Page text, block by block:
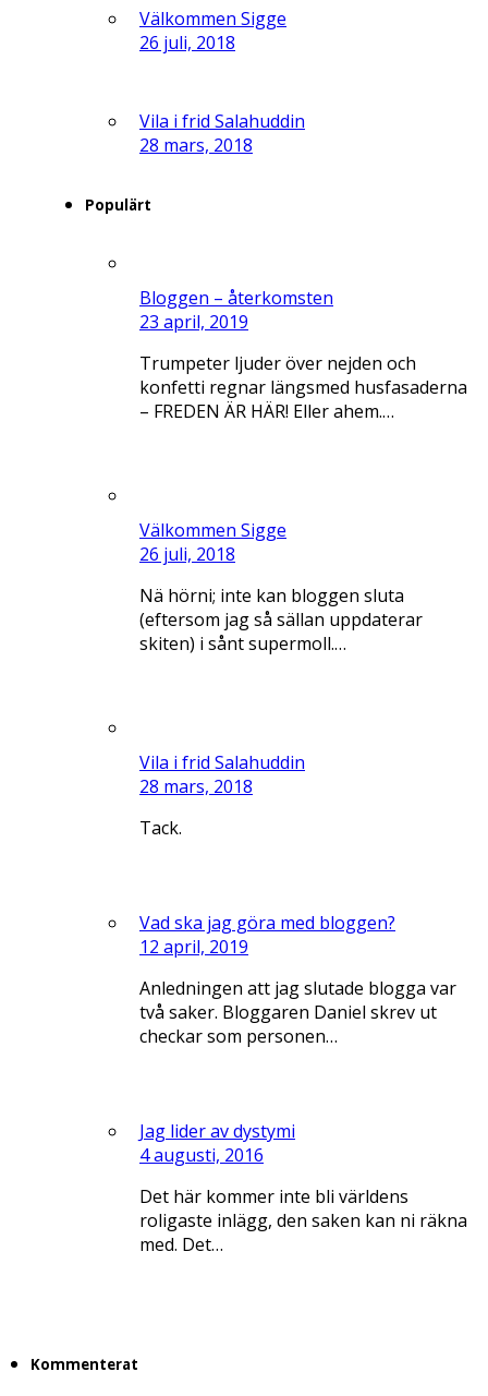
Välkommen Sigge
26 juli, 2018
Vila i frid Salahuddin
28 mars, 2018
Populärt
Bloggen – återkomsten
23 april, 2019
Trumpeter ljuder över nejden och
konfetti regnar längsmed husfasaderna
– FREDEN ÄR HÄR! Eller ahem.…
Välkommen Sigge
26 juli, 2018
Nä hörni; inte kan bloggen sluta
(eftersom jag så sällan uppdaterar
skiten) i sånt supermoll.…
Vila i frid Salahuddin
28 mars, 2018
Tack.
Vad ska jag göra med bloggen?
12 april, 2019
Anledningen att jag slutade blogga var
två saker. Bloggaren Daniel skrev ut
checkar som personen…
Jag lider av dystymi
4 augusti, 2016
Det här kommer inte bli världens
roligaste inlägg, den saken kan ni räkna
med. Det…
Kommenterat